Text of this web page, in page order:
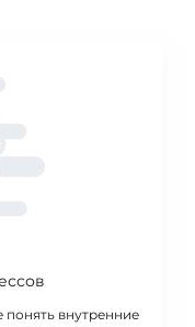
внутренние